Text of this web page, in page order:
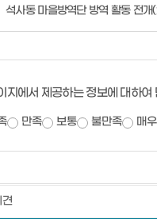
지에서 제공하는 정보에 대하여
만족 보통 불만족 매